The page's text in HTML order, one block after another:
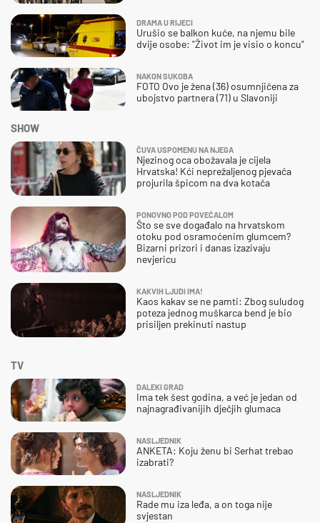
DRAMA U RIJECI
Urušio se balkon kuće, na njemu bile
dvije osobe: "Život im je visio o koncu"
NAKON SUKOBA
FOTO Ovo je žena (36) osumnjičena za
ubojstvo partnera (71) u Slavoniji
SHOW
ČUVA USPOMENU NA NJEGA
Njezinog oca obožavala je cijela
Hrvatska! Kći neprežaljenog pjevača
projurila špicom na dva kotača
PONOVNO POD POVEĆALOM
Što se sve događalo na hrvatskom
otoku pod osramoćenim glumcem?
Bizarni prizori i danas izazivaju
nevjericu
KAKVIH LJUDI IMA!
Kaos kakav se ne pamti: Zbog suludog
poteza jednog muškarca bend je bio
prisiljen prekinuti nastup
TV
DALEKI GRAD
Ima tek šest godina, a već je jedan od
najnagrađivanijih dječjih glumaca
NASLJEDNIK
ANKETA: Koju ženu bi Serhat trebao
izabrati?
NASLJEDNIK
Rade mu iza leđa, a on toga nije
svjestan